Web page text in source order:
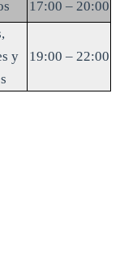
17:00 – 20:00
y
19:00 – 22:00